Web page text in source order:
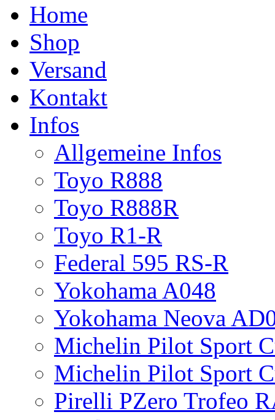
Home
Shop
Versand
Kontakt
Infos
Allgemeine Infos
Toyo R888
Toyo R888R
Toyo R1-R
Federal 595 RS-R
Yokohama A048
Yokohama Neova
Michelin Pilot Sport
Michelin Pilot Sport
Pirelli PZero Trofeo